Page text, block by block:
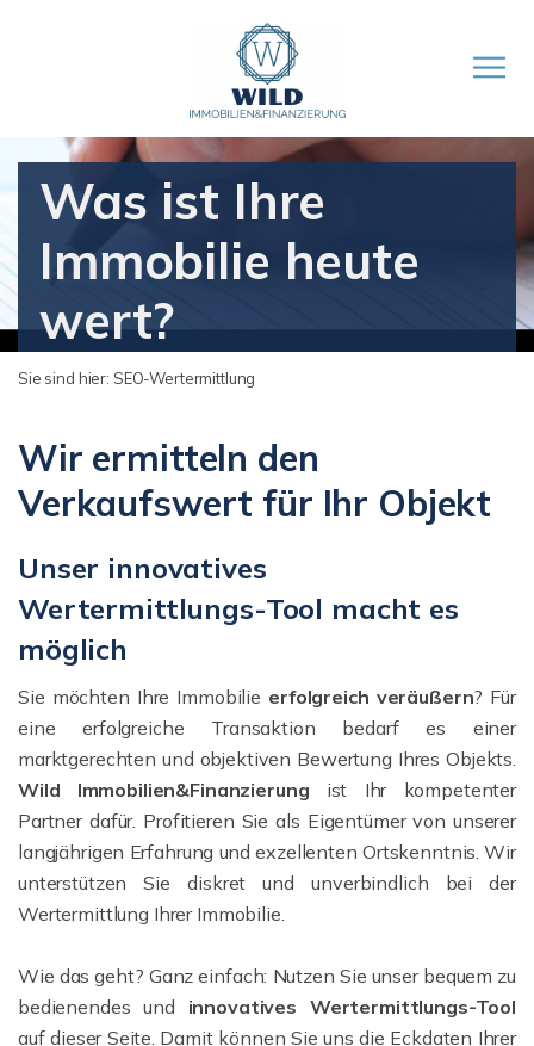
Was ist Ihre
Immobilie heute
wert?
Sie sind hier: SEO-Wertermittlung
Wir ermitteln den
Verkaufswert für Ihr Objekt
Unser innovatives
Wertermittlungs-Tool macht es
möglich
Sie möchten Ihre Immobilie erfolgreich veräußern? Für
eine erfolgreiche Transaktion bedarf es einer
marktgerechten und objektiven Bewertung Ihres Objekts.
Wild Immobilien&Finanzierung ist Ihr kompetenter
Partner dafür. Profitieren Sie als Eigentümer von unserer
langjährigen Erfahrung und exzellenten Ortskenntnis. Wir
unterstützen Sie diskret und unverbindlich bei der
Wertermittlung Ihrer Immobilie.
Wie das geht? Ganz einfach: Nutzen Sie unser bequem zu
bedienendes und innovatives Wertermittlungs-Tool
auf dieser Seite. Damit können Sie uns die Eckdaten Ihrer